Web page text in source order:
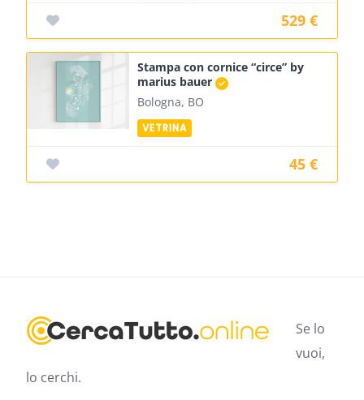
529 €
Stampa con cornice “circe” by
marius bauer
Bologna, BO
45 €
Se lo
vuoi,
lo cerchi.